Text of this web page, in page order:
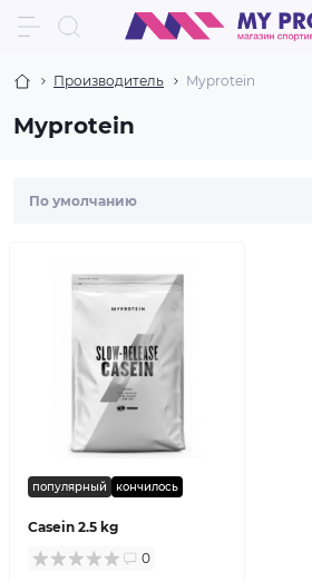
Производитель Myprotein
Myprotein
популярный кончилось
Casein 2.5 kg
0